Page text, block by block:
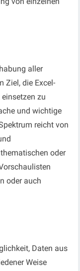
aller
Ziel, die Excel-
zu
und wichtige
reicht von
oder
oder auch
Daten aus
Weise